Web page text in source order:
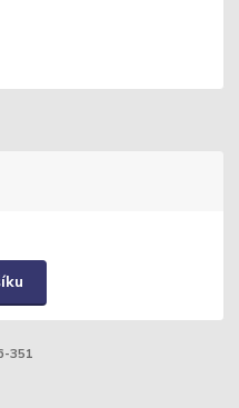
351